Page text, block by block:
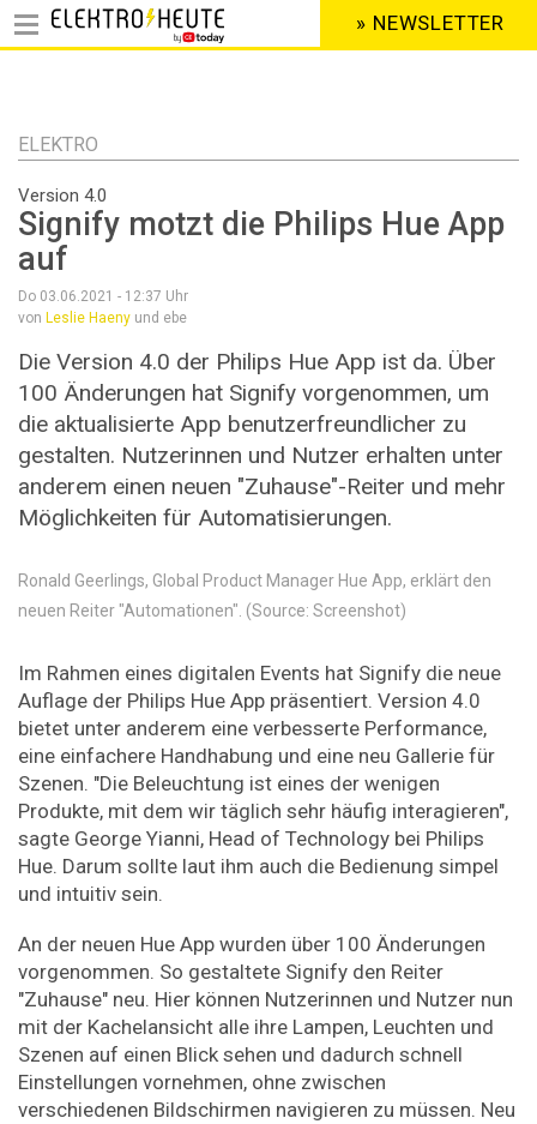
Inhalt
HEADER
MENU
» NEWSLETTER
ELEKTRO
Version 4.0
Signify motzt die Philips Hue App
auf
Do 03.06.2021 - 12:37 Uhr
von Leslie Haeny und ebe
Die Version 4.0 der Philips Hue App ist da. Über
100 Änderungen hat Signify vorgenommen, um
die aktualisierte App benutzerfreundlicher zu
gestalten. Nutzerinnen und Nutzer erhalten unter
anderem einen neuen "Zuhause"-Reiter und mehr
Möglichkeiten für Automatisierungen.
Ronald Geerlings, Global Product Manager Hue App, erklärt den
neuen Reiter "Automationen". (Source: Screenshot)
Im Rahmen eines digitalen Events hat Signify die neue
Auflage der Philips Hue App präsentiert. Version 4.0
bietet unter anderem eine verbesserte Performance,
eine einfachere Handhabung und eine neu Gallerie für
Szenen. "Die Beleuchtung ist eines der wenigen
Produkte, mit dem wir täglich sehr häufig interagieren",
sagte George Yianni, Head of Technology bei Philips
Hue. Darum sollte laut ihm auch die Bedienung simpel
und intuitiv sein.
An der neuen Hue App wurden über 100 Änderungen
vorgenommen. So gestaltete Signify den Reiter
"Zuhause" neu. Hier können Nutzerinnen und Nutzer nun
mit der Kachelansicht alle ihre Lampen, Leuchten und
Szenen auf einen Blick sehen und dadurch schnell
Einstellungen vornehmen, ohne zwischen
verschiedenen Bildschirmen navigieren zu müssen. Neu